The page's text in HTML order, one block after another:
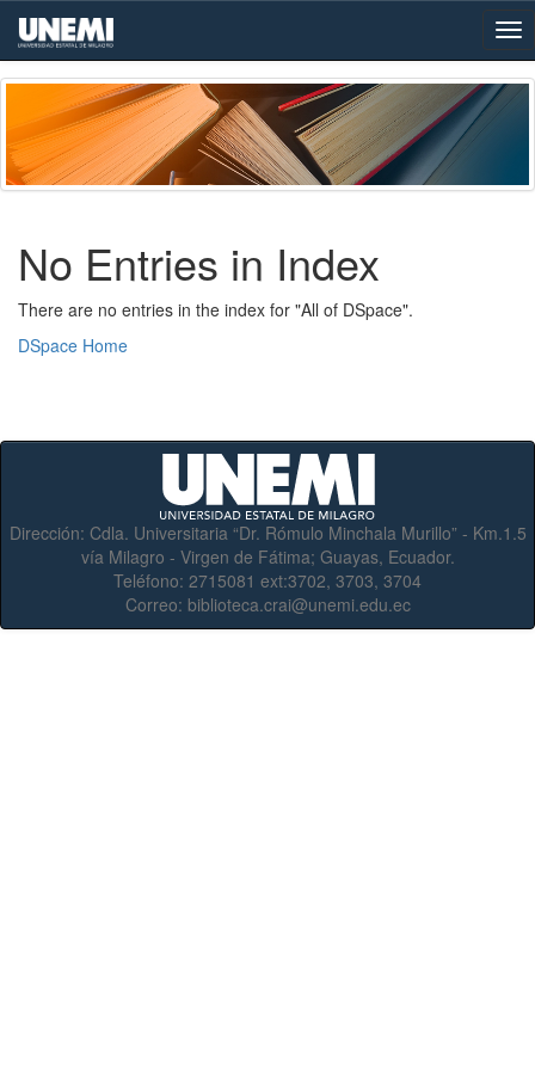
Skip
navigation
No Entries in Index
There are no entries in the index for "All of DSpace".
DSpace Home
Dirección: Cdla. Universitaria “Dr. Rómulo Minchala Murillo” - Km.1.5
vía Milagro - Virgen de Fátima; Guayas, Ecuador.
Teléfono: 2715081 ext:3702, 3703, 3704
Correo: biblioteca.crai@unemi.edu.ec